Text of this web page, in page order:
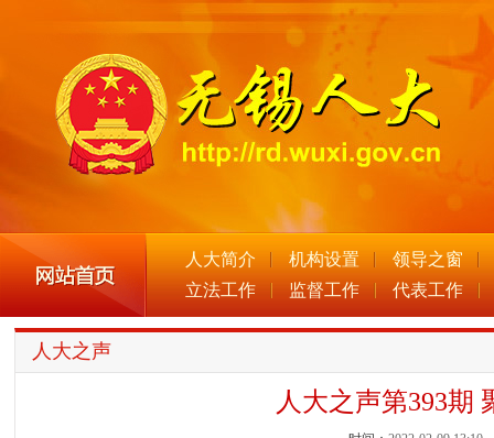
人大简介 机构设置
领导之窗
立法工作
监督工作 代表工作
人大之声
人大之声第393期